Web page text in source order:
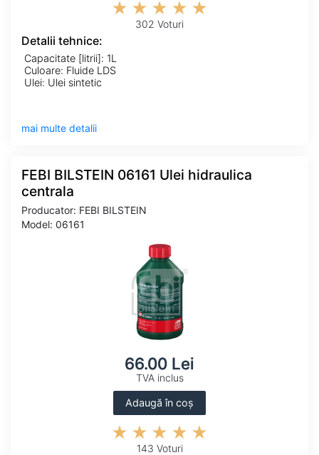
302 Voturi
Detalii tehnice:
Capacitate [litrii]: 1L
Culoare: Fluide LDS
Ulei: Ulei sintetic
mai multe detalii
FEBI BILSTEIN 06161 Ulei hidraulica
centrala
Producator: FEBI BILSTEIN
Model: 06161
66.00 Lei
TVA inclus
Adaugă în coș
143 Voturi